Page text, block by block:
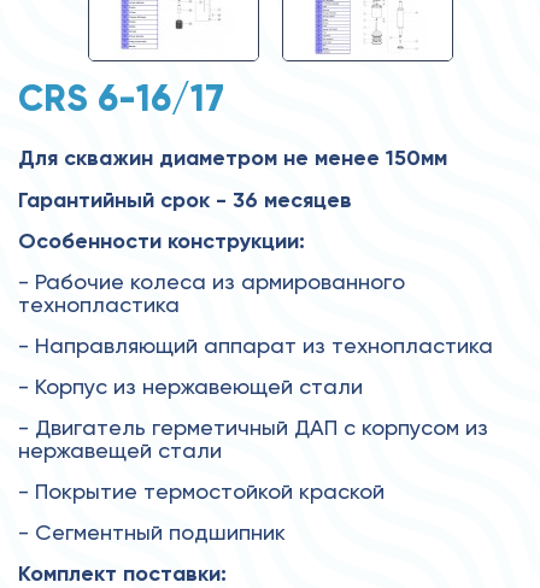
CRS 6-16/17
Для скважин диаметром не менее 150мм
Гарантийный срок - 36 месяцев
Особенности конструкции:
- Рабочие колеса из армированного
технопластика
- Направляющий аппарат из технопластика
- Корпус из нержавеющей стали
- Двигатель герметичный ДАП с корпусом из
нержавещей стали
- Покрытие термостойкой краской
- Сегментный подшипник
Комплект поставки: